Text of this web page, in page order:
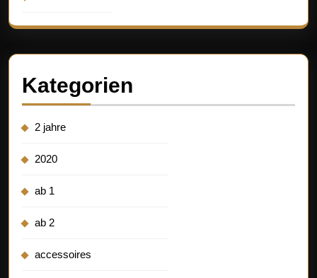
Kategorien
2 jahre
2020
ab 1
ab 2
accessoires